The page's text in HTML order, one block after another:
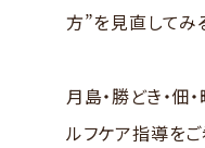
方”を見直してみ
月島・勝どき・佃
ルフケア指導を